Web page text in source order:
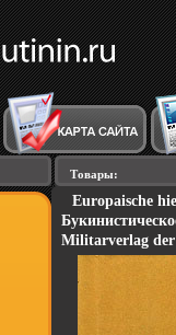
Товары:
Europaische
Militarverlag der